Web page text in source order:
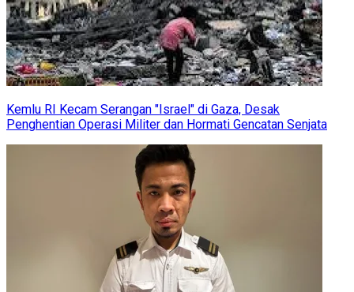
Kemlu RI Kecam Serangan "Israel" di Gaza, Desak
Penghentian Operasi Militer dan Hormati Gencatan Senjata